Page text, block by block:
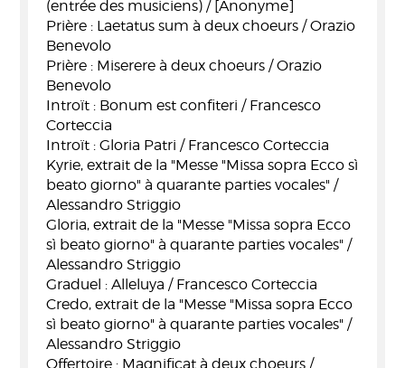
(entrée des musiciens) / [Anonyme]
Prière : Laetatus sum à deux choeurs / Orazio
Benevolo
Prière : Miserere à deux choeurs / Orazio
Benevolo
Introït : Bonum est confiteri / Francesco
Corteccia
Introït : Gloria Patri / Francesco Corteccia
Kyrie, extrait de la "Messe "Missa sopra Ecco sì
beato giorno" à quarante parties vocales" /
Alessandro Striggio
Gloria, extrait de la "Messe "Missa sopra Ecco
sì beato giorno" à quarante parties vocales" /
Alessandro Striggio
Graduel : Alleluya / Francesco Corteccia
Credo, extrait de la "Messe "Missa sopra Ecco
sì beato giorno" à quarante parties vocales" /
Alessandro Striggio
Offertoire : Magnificat à deux choeurs /